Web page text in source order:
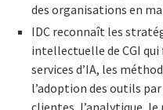
des organisations en
IDC reconnaît les
intellectuelle de CGI
services d’IA, les
l’adoption des outils
clientes, l’analytique,